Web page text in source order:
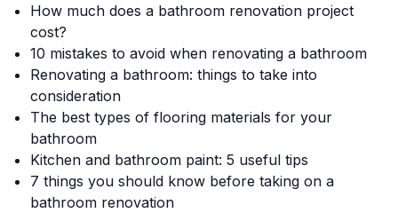
How much does a bathroom renovation project
cost?
10 mistakes to avoid when renovating a bathroom
Renovating a bathroom: things to take into
consideration
The best types of flooring materials for your
bathroom
Kitchen and bathroom paint: 5 useful tips
7 things you should know before taking on a
bathroom renovation